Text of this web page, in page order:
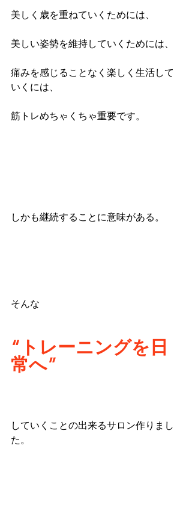
美しく歳を重ねていくためには、
美しい姿勢を維持していくためには、
痛みを感じることなく楽しく生活して
いくには、
筋トレめちゃくちゃ重要です。
しかも継続することに意味がある。
そんな
“トレーニングを日
常へ”
していくことの出来るサロン作りまし
た。